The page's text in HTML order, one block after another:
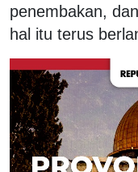
penembakan,
hal itu terus